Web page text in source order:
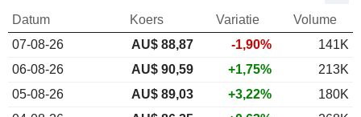
Datum Koers Variatie
Volume
07-08-26
AU$ 88,87 -1,90%
141K
06-08-26
AU$ 90,59 +1,75%
213K
05-08-26
AU$ 89,03 +3,22%
180K